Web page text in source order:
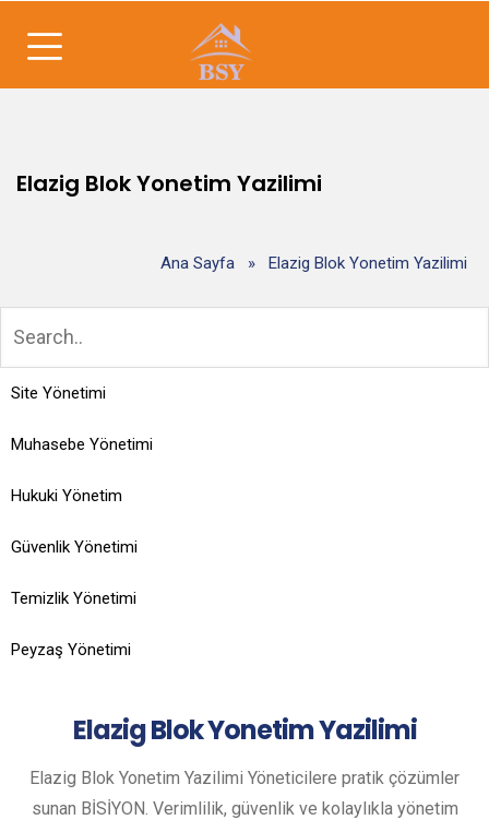
Elazig Blok Yonetim Yazilimi
Ana Sayfa » Elazig Blok Yonetim Yazilimi
Site Yönetimi
Muhasebe Yönetimi
Hukuki Yönetim
Güvenlik Yönetimi
Temizlik Yönetimi
Peyzaş Yönetimi
ElazigBlok Yonetim Yazilimi
Elazig Blok Yonetim Yazilimi Yöneticilere pratik çözümler
sunan BİSİYON. Verimlilik, güvenlik ve kolaylıkla yönetim